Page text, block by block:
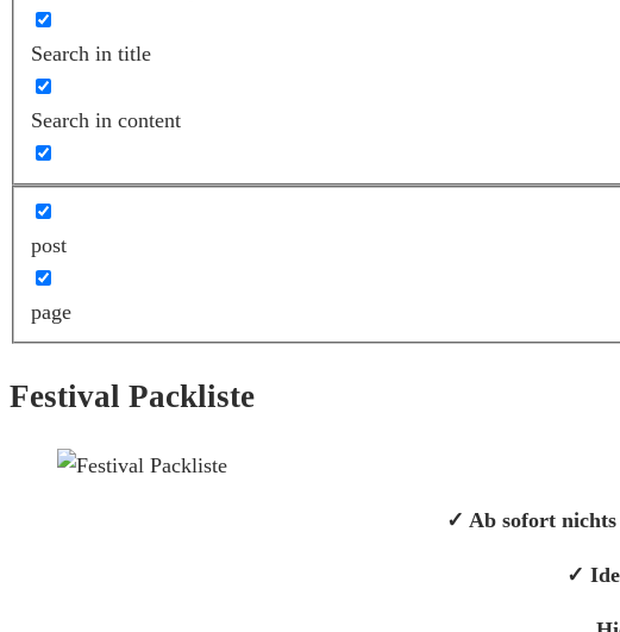
Search in title
Search in content
post
page
Festival Packliste
✓ Ab sofort nichts
✓